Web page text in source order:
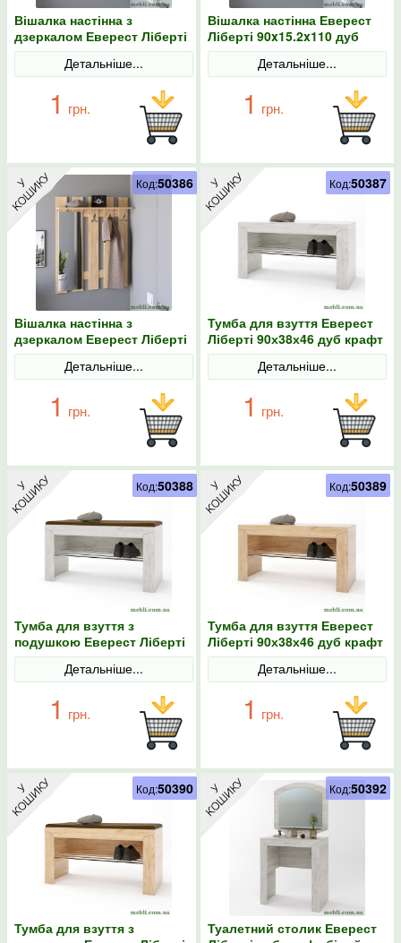
Вішалка настінна з
дзеркалом Еверест Ліберті
90x15.2x110 дуб крафт
Детальніше...
1 грн.
Вішалка настінна Еверест
Ліберті 90x15.2x110 дуб
крафт золотий
Детальніше...
1 грн.
Вішалка настінна з
дзеркалом Еверест Ліберті
90x15.2x110 дуб крафт
золотийДетальніше...
1 грн.
Код:50386
Тумба для взуття Еверест
Ліберті 90х38х46 дуб крафт
білий
Детальніше...
1 грн.
Код:50387
Тумба для взуття з
подушкою Еверест Ліберті
90х38х46 дуб крафт білий
Детальніше...
1 грн.
Код:50388
Тумба для взуття Еверест
Ліберті 90х38х46 дуб крафт
золотий
Детальніше...
1 грн.
Код:50389
Тумба для взуття з
Код:50390
Туалетний столик Еверест
Код:50392